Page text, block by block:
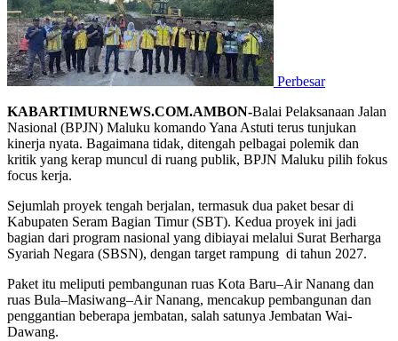
Perbesar
KABARTIMURNEWS.COM.AMBON-Balai Pelaksanaan Jalan
Nasional (BPJN) Maluku komando Yana Astuti terus tunjukan
kinerja nyata. Bagaimana tidak, ditengah pelbagai polemik dan
kritik yang kerap muncul di ruang publik, BPJN Maluku pilih fokus
focus kerja.
Sejumlah proyek tengah berjalan, termasuk dua paket besar di
Kabupaten Seram Bagian Timur (SBT). Kedua proyek ini jadi
bagian dari program nasional yang dibiayai melalui Surat Berharga
Syariah Negara (SBSN), dengan target rampung di tahun 2027.
Paket itu meliputi pembangunan ruas Kota Baru–Air Nanang dan
ruas Bula–Masiwang–Air Nanang, mencakup pembangunan dan
penggantian beberapa jembatan, salah satunya Jembatan Wai-
Dawang.